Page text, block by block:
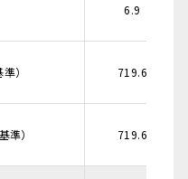
6.9
） 719.6
準） 719.6